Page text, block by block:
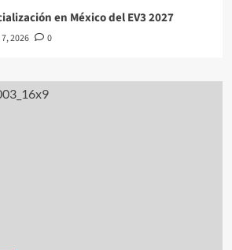
en México del EV3 2027
2026 0